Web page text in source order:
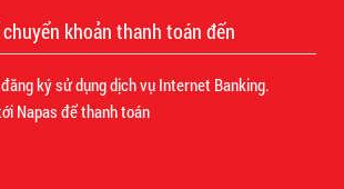
khoản thanh toán đến
ký sử dụng dịch vụ Internet Banking.
Napas để thanh toán